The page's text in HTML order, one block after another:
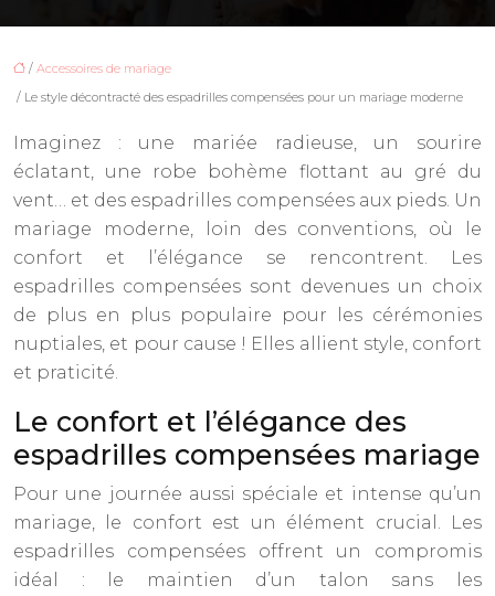
/ Accessoires de mariage
/ Le style décontracté des espadrilles compensées pour un mariage moderne
Imaginez : une mariée radieuse, un sourire
éclatant, une robe bohème flottant au gré du
vent… et des espadrilles compensées aux pieds. Un
mariage moderne, loin des conventions, où le
confort et l’élégance se rencontrent. Les
espadrilles compensées sont devenues un choix
de plus en plus populaire pour les cérémonies
nuptiales, et pour cause ! Elles allient style, confort
et praticité.
Le confort et l’élégance des
espadrilles compensées mariage
Pour une journée aussi spéciale et intense qu’un
mariage, le confort est un élément crucial. Les
espadrilles compensées offrent un compromis
idéal : le maintien d’un talon sans les